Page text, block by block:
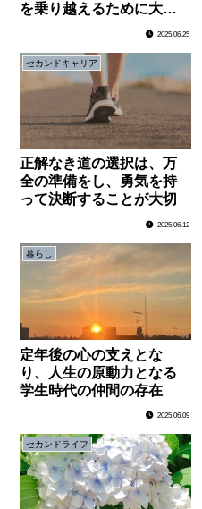
を乗り越えるために大事
2025.06.25
セカンドキャリア
正解なき道の選択は、万
全の準備をし、勇気を持
って決断することが大切
2025.06.12
暮らし
定年後の心の支えとな
り、人生の原動力となる
学生時代の仲間の存在
2025.06.09
セカンドライフ